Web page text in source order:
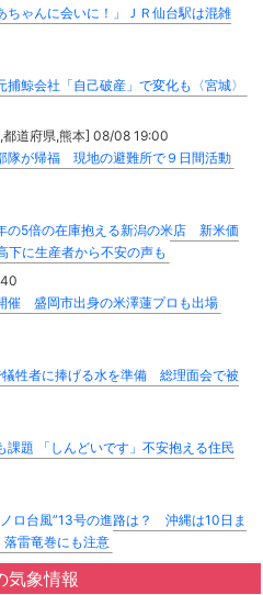
ちゃんに会いに！」ＪＲ仙台駅は混雑
鯨会社「自己破産」で変化も〈宮城〉
都道府県,熊本] 08/08 19:00
隊が帰福 現地の避難所で９日間活動
の5倍の在庫抱える新潟の米店 新米価
に生産者から不安の声も
催 盛岡市出身の米澤蓮プロも出場
牲者に捧げる水を準備 総理面会で被
課題 「しんどいです」不安抱える住民
ノロ台風”13号の進路は？ 沖縄は10日ま
雷竜巻にも注意
気象情報